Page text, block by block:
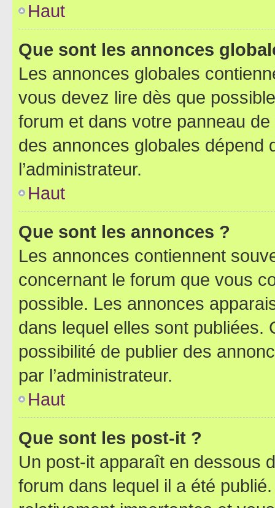
Haut
Que sont les annonces
Les annonces globales
vous devez lire dès que
forum et dans votre panneau
des annonces globales dépend
l’administrateur.
Haut
Que sont les annonces ?
Les annonces contiennent
concernant le forum que vous
possible. Les annonces
dans lequel elles sont publiées.
possibilité de publier des
par l’administrateur.
Haut
Que sont les post-it ?
Un post-it apparaît en dessous
forum dans lequel il a été